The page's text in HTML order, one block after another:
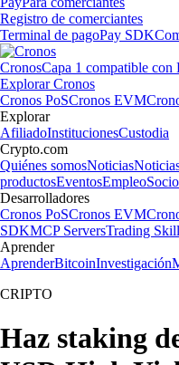
Registro de comerciantes
Terminal de pagoPay SDK
CronosCapa 1 compatible
Explorar Cronos
Cronos PoSCronos EVM
Explorar
AfiliadoInstitucionesCustodia
Crypto.com
Quiénes somosNoticias
productosEventosEmpleo
Desarrolladores
Cronos PoSCronos EVM
SDKMCP ServersTrading
Aprender
AprenderBitcoinInvestigación
CRIPTO
Haz staking